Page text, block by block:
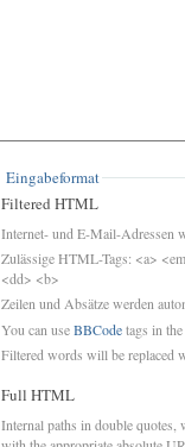
Eingabeformat
Filtered HTML
Internet- und E-Mail-Adressen
Zulässige HTML-Tags: <a>
<dd> <b>
Zeilen und Absätze werden
You can useBBCodetags in
Filtered words will be replaced
Full HTML
Internal paths in double quotes,